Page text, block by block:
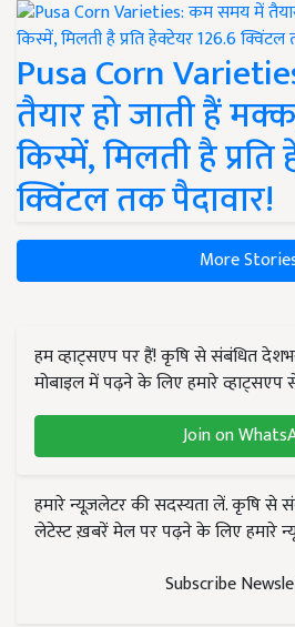
Pusa Corn
तैयार हो जाती हैं
किस्में, मिलती है
क्विंटल तक पैदावार!
More
हम व्हाट्सएप पर हैं! कृषि से संबंधित
मोबाइल में पढ़ने के लिए हमारे व्हाट्सएप
Join on
हमारे न्यूज़लेटर की सदस्यता लें. कृषि से
लेटेस्ट ख़बरें मेल पर पढ़ने के लिए हमारे
Subscribe